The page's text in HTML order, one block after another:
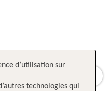
d’utilisation sur
technologies qui